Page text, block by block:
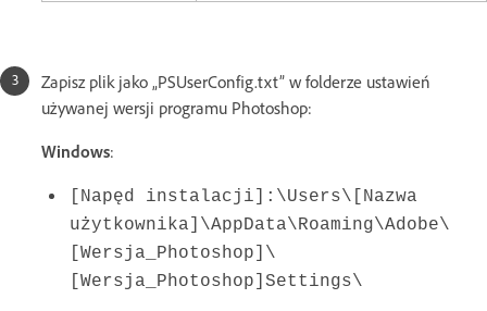
Zapisz plik jako „PSUserConfig.txt” w folderze ustawień
używanej wersji programu Photoshop:
Windows:
[Napęd instalacji]:\Users\[Nazwa
użytkownika]\AppData\Roaming\Adobe\
[Wersja_Photoshop]\
[Wersja_Photoshop]Settings\